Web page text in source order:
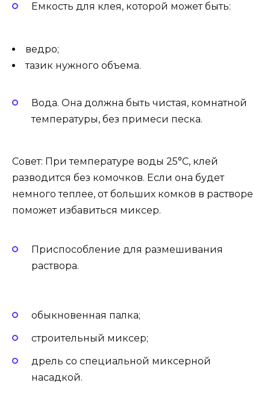
Емкость для клея, которой может быть:
ведро;
тазик нужного объема.
Вода. Она должна быть чистая, комнатной
температуры, без примеси песка.
Совет: При температуре воды 25°С, клей
разводится без комочков. Если она будет
немного теплее, от больших комков в растворе
поможет избавиться миксер.
Приспособление для размешивания
раствора.
обыкновенная палка;
строительный миксер;
дрель со специальной миксерной
насадкой.